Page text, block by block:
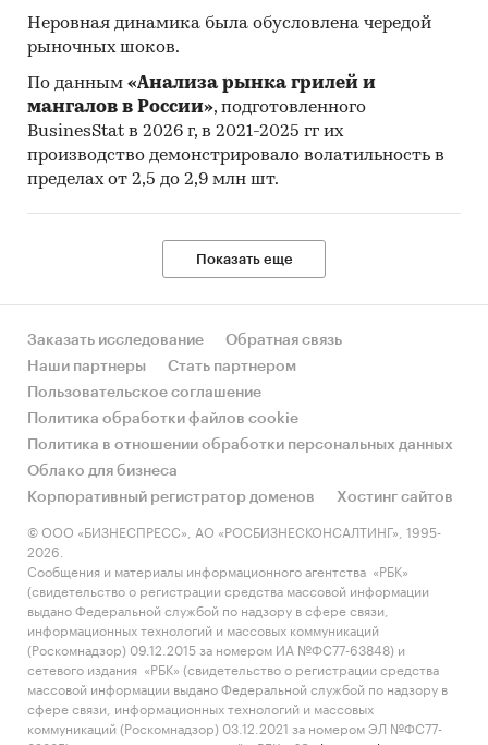
Неровная динамика была обусловлена чередой
рыночных шоков.
По данным «Анализа рынка грилей и
мангалов в России», подготовленного
BusinesStat в 2026 г, в 2021-2025 гг их
производство демонстрировало волатильность в
пределах от 2,5 до 2,9 млн шт.
Показать еще
Заказать исследование
Обратная связь
Наши партнеры
Стать партнером
Пользовательское соглашение
Политика обработки файлов cookie
Политика в отношении обработки персональных данных
Облако для бизнеса
Корпоративный регистратор доменов
Хостинг сайтов
© ООО «БИЗНЕСПРЕСС», АО «РОСБИЗНЕСКОНСАЛТИНГ», 1995-
2026.
Сообщения и материалы информационного агентства «РБК»
(свидетельство о регистрации средства массовой информации
выдано Федеральной службой по надзору в сфере связи,
информационных технологий и массовых коммуникаций
(Роскомнадзор) 09.12.2015 за номером ИА №ФС77-63848) и
сетевого издания «РБК» (свидетельство о регистрации средства
массовой информации выдано Федеральной службой по надзору в
сфере связи, информационных технологий и массовых
коммуникаций (Роскомнадзор) 03.12.2021 за номером ЭЛ №ФС77-